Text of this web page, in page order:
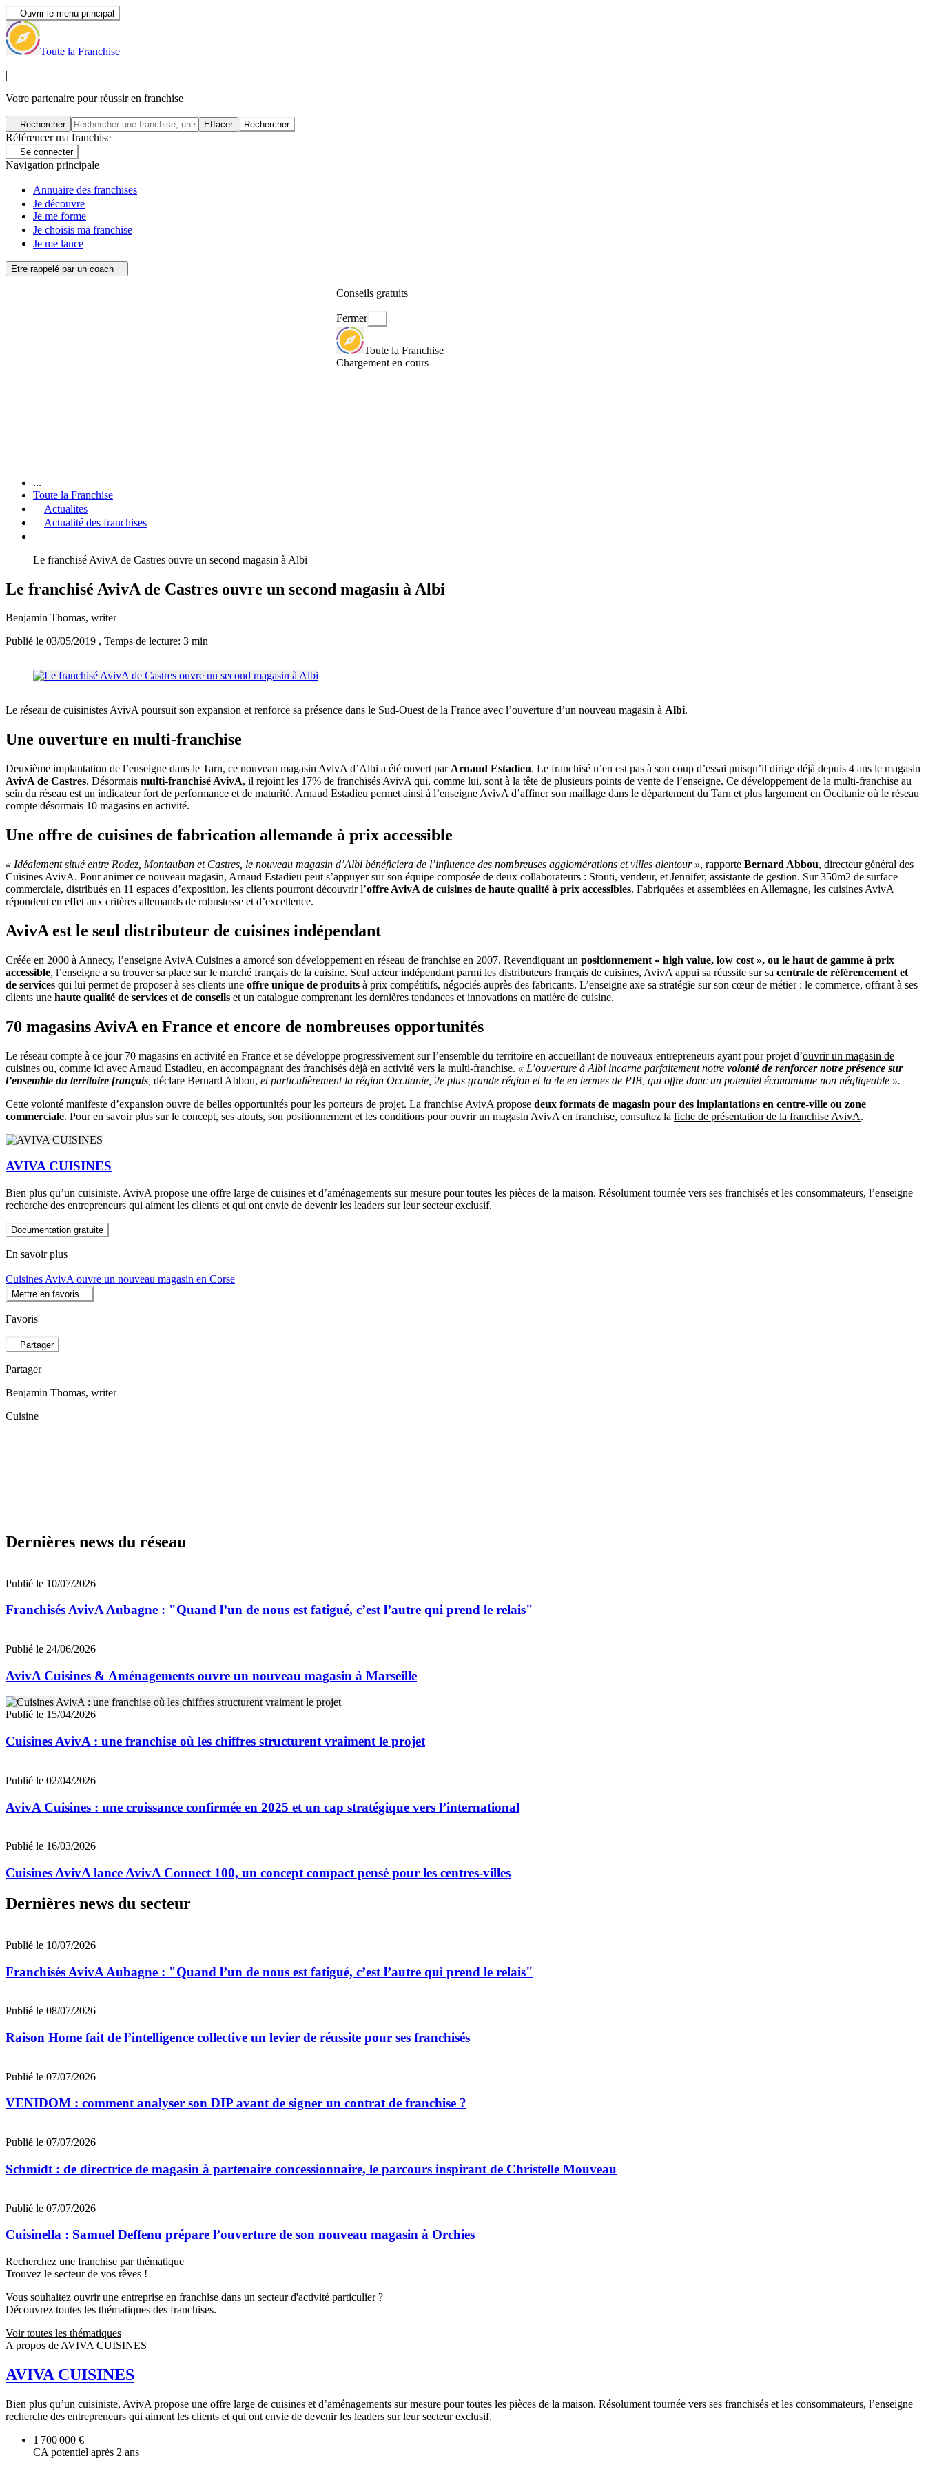
Ouvrir le menu principal
Toute la Franchise
|
Votre partenaire pour réussir en franchise
Rechercher Effacer Rechercher
Référencer ma franchise
Se connecter
Navigation principale
Annuaire des franchises
Je découvre
Je me forme
Je choisis ma franchise
Je me lance
Etre rappelé par un coach
Conseils gratuits
Fermer
Toute la Franchise
Chargement en cours
...
Toute la Franchise
Actualites
Actualité des franchises
Le franchisé AvivA de Castres ouvre un second magasin à Albi
Le franchisé AvivA de Castres ouvre un second magasin à Albi
Benjamin Thomas, writer
Publié le 03/05/2019 , Temps de lecture: 3 min
Le réseau de cuisinistes AvivA poursuit son expansion et renforce sa présence dans le Sud-Ouest de la France avec l’ouverture d’un nouveau magasin à Albi.
Une ouverture en multi-franchise
Deuxième implantation de l’enseigne dans le Tarn, ce nouveau magasin AvivA d’Albi a été ouvert par Arnaud Estadieu. Le franchisé n’en est pas à son coup d’essai puisqu’il dirige déjà depuis 4 ans le magasin
AvivA de Castres. Désormais multi-franchisé AvivA, il rejoint les 17% de franchisés AvivA qui, comme lui, sont à la tête de plusieurs points de vente de l’enseigne. Ce développement de la multi-franchise au
sein du réseau est un indicateur fort de performance et de maturité. Arnaud Estadieu permet ainsi à l’enseigne AvivA d’affiner son maillage dans le département du Tarn et plus largement en Occitanie où le réseau
compte désormais 10 magasins en activité.
Une offre de cuisines de fabrication allemande à prix accessible
« Idéalement situé entre Rodez, Montauban et Castres, le nouveau magasin d’Albi bénéficiera de l’influence des nombreuses agglomérations et villes alentour », rapporte Bernard Abbou, directeur général des
Cuisines AvivA. Pour animer ce nouveau magasin, Arnaud Estadieu peut s’appuyer sur son équipe composée de deux collaborateurs : Stouti, vendeur, et Jennifer, assistante de gestion. Sur 350m2 de surface
commerciale, distribués en 11 espaces d’exposition, les clients pourront découvrir l’offre AvivA de cuisines de haute qualité à prix accessibles. Fabriquées et assemblées en Allemagne, les cuisines AvivA
répondent en effet aux critères allemands de robustesse et d’excellence.
AvivA est le seul distributeur de cuisines indépendant
Créée en 2000 à Annecy, l’enseigne AvivA Cuisines a amorcé son développement en réseau de franchise en 2007. Revendiquant un positionnement « high value, low cost », ou le haut de gamme à prix
accessible, l’enseigne a su trouver sa place sur le marché français de la cuisine. Seul acteur indépendant parmi les distributeurs français de cuisines, AvivA appui sa réussite sur sa centrale de référencement et
de services qui lui permet de proposer à ses clients une offre unique de produits à prix compétitifs, négociés auprès des fabricants. L’enseigne axe sa stratégie sur son cœur de métier : le commerce, offrant à ses
clients une haute qualité de services et de conseils et un catalogue comprenant les dernières tendances et innovations en matière de cuisine.
70 magasins AvivA en France et encore de nombreuses opportunités
Le réseau compte à ce jour 70 magasins en activité en France et se développe progressivement sur l’ensemble du territoire en accueillant de nouveaux entrepreneurs ayant pour projet d’ouvrir un magasin de
cuisines ou, comme ici avec Arnaud Estadieu, en accompagnant des franchisés déjà en activité vers la multi-franchise. « L’ouverture à Albi incarne parfaitement notre volonté de renforcer notre présence sur
l’ensemble du territoire français déclare Bernard Abbou, et particulièrement la région Occitanie, 2e plus grande région et la 4e en termes de PIB, qui offre donc un potentiel économique non négligeable ».
Cette volonté manifeste d’expansion ouvre de belles opportunités pour les porteurs de projet. La franchise AvivA propose deux formats de magasin pour des implantations en centre-ville ou zone
commerciale. Pour en savoir plus sur le concept, ses atouts, son positionnement et les conditions pour ouvrir un magasin AvivA en franchise, consultez la fiche de présentation de la franchise AvivA.
AVIVA CUISINES
Bien plus qu’un cuisiniste, AvivA propose une offre large de cuisines et d’aménagements sur mesure pour toutes les pièces de la maison. Résolument tournée vers ses franchisés et les consommateurs, l’enseigne
recherche des entrepreneurs qui aiment les clients et qui ont envie de devenir les leaders sur leur secteur exclusif.
Documentation gratuite
En savoir plus
Cuisines AvivA ouvre un nouveau magasin en Corse
Mettre en favoris
Favoris
Partager
Partager
Benjamin Thomas, writer
Cuisine
Dernières news du réseau
Publié le 10/07/2026
Franchisés AvivA Aubagne : "Quand l’un de nous est fatigué, c’est l’autre qui prend le relais"
Publié le 24/06/2026
AvivA Cuisines & Aménagements ouvre un nouveau magasin à Marseille
Publié le 15/04/2026
Cuisines AvivA : une franchise où les chiffres structurent vraiment le projet
Publié le 02/04/2026
AvivA Cuisines : une croissance confirmée en 2025 et un cap stratégique vers l’international
Publié le 16/03/2026
Cuisines AvivA lance AvivA Connect 100, un concept compact pensé pour les centres-villes
Dernières news du secteur
Publié le 10/07/2026
Franchisés AvivA Aubagne : "Quand l’un de nous est fatigué, c’est l’autre qui prend le relais"
Publié le 08/07/2026
Raison Home fait de l’intelligence collective un levier de réussite pour ses franchisés
Publié le 07/07/2026
VENIDOM : comment analyser son DIP avant de signer un contrat de franchise ?
Publié le 07/07/2026
Schmidt : de directrice de magasin à partenaire concessionnaire, le parcours inspirant de Christelle Mouveau
Publié le 07/07/2026
Cuisinella : Samuel Deffenu prépare l’ouverture de son nouveau magasin à Orchies
Recherchez une franchise par thématique
Trouvez le secteur de vos rêves !
Vous souhaitez ouvrir une entreprise en franchise dans un secteur d'activité particulier ?
Découvrez toutes les thématiques des franchises.
Voir toutes les thématiques
A propos de AVIVA CUISINES
AVIVA CUISINES
Bien plus qu’un cuisiniste, AvivA propose une offre large de cuisines et d’aménagements sur mesure pour toutes les pièces de la maison. Résolument tournée vers ses franchisés et les consommateurs, l’enseigne
recherche des entrepreneurs qui aiment les clients et qui ont envie de devenir les leaders sur leur secteur exclusif.
1 700 000 €
CA potentiel après 2 ans